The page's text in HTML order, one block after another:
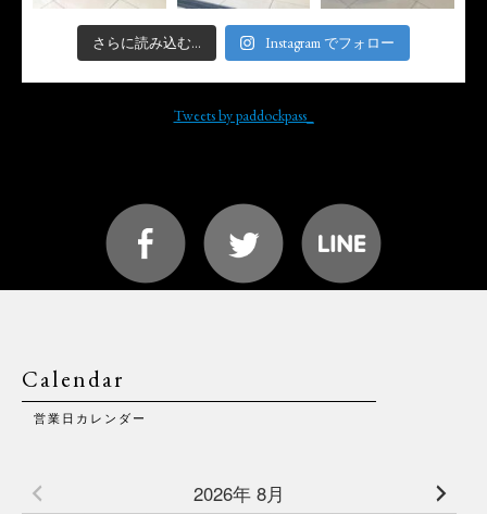
さらに読み込む... Instagram でフォロー
Tweets by paddockpass_
Calendar
営業日カレンダー
2026年 8月